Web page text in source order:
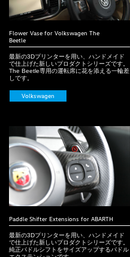
Flower Vase for Volkswagen The
Beetle
最新の3Dプリンターを用い、ハンドメイド
で仕上げた新しいプロダクトシリーズです。
The Beetle専用の運転席に花を添える一輪差
しです。
Volkswagen
Paddle Shifter Extensions for ABARTH
最新の3Dプリンターを用い、ハンドメイド
で仕上げた新しいプロダクトシリーズです。
純正パドルシフトをサイズアップするパドル